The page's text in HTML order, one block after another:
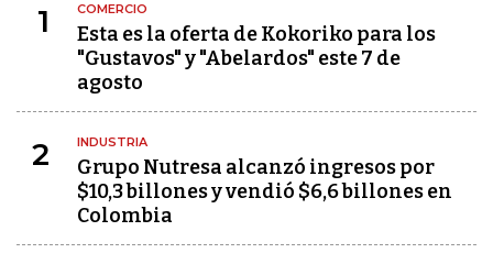
1 COMERCIO
Esta es la oferta de Kokoriko para los
"Gustavos" y "Abelardos" este 7 de
agosto
2 INDUSTRIA
Grupo Nutresa alcanzó ingresos por
$10,3 billones y vendió $6,6 billones en
Colombia